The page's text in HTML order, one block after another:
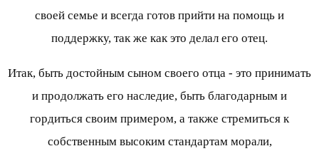
своей семье и всегда готов прийти на помощь и
поддержку, так же как это делал его отец.
Итак, быть достойным сыном своего отца - это принимать
и продолжать его наследие, быть благодарным и
гордиться своим примером, а также стремиться к
собственным высоким стандартам морали,